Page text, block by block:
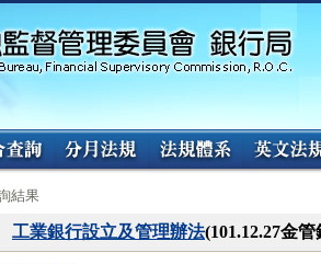
結果
工業銀行設立及管理辦法(101.12.27金